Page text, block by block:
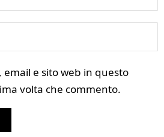
email e sito web in questo
volta che commento.